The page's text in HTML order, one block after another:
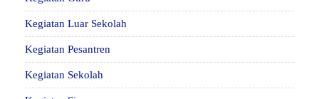
Kegiatan Luar Sekolah
Kegiatan Pesantren
Kegiatan Sekolah